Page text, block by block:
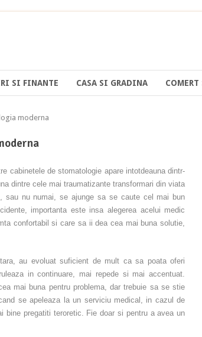
SI FINANTE CASA SI GRADINA
moderna
cabinetele de stomatologie apare intotdeauna dintr-
dintre cele mai traumatizante transformari din viata
sau nu numai, se ajunge sa se caute cel mai bun
importanta este insa alegerea acelui medic
confortabil si care sa ii dea cea mai buna solutie,
au evoluat suficient de mult ca sa poata oferi
in continuare, mai repede si mai accentuat.
mai buna pentru problema, dar trebuie sa se stie
se apeleaza la un serviciu medical, in cazul de
pregatiti teroretic. Fie doar si pentru a avea un